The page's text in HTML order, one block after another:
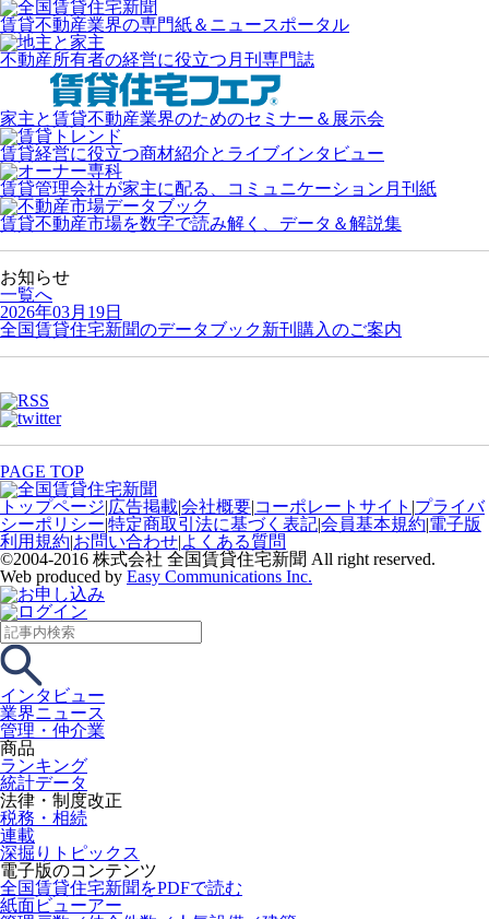
賃貸不動産業界の専門紙＆ニュースポータル
不動産所有者の経営に役立つ月刊専門誌
家主と賃貸不動産業界のためのセミナー＆展示会
賃貸経営に役立つ商材紹介とライブインタビュー
賃貸管理会社が家主に配る、コミュニケーション月刊紙
賃貸不動産市場を数字で読み解く、データ＆解説集
お知らせ
一覧へ
2026年03月19日
全国賃貸住宅新聞のデータブック新刊購入のご案内
PAGE TOP
トップページ|広告掲載|会社概要|コーポレートサイト |プライバ
シーポリシー|特定商取引法に基づく表記|会員基本規約|電子版
利用規約|お問い合わせ|よくある質問
©2004-2016 株式会社 全国賃貸住宅新聞 All right reserved.
Web produced by Easy Communications Inc.
インタビュー
業界ニュース
管理・仲介業
商品
ランキング
統計データ
法律・制度改正
税務・相続
連載
深掘りトピックス
電子版のコンテンツ
全国賃貸住宅新聞をPDFで読む
紙面ビューアー